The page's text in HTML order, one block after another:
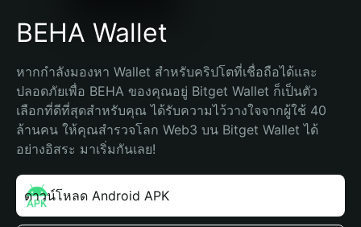
BEHA Wallet
หากกำลังมองหา Wallet สำหรับคริปโตที่เชื่อถือได้และ
ปลอดภัยเพื่อ BEHA ของคุณอยู่ Bitget Wallet ก็เป็นตัว
เลือกที่ดีที่สุดสำหรับคุณ ได้รับความไว้วางใจจากผู้ใช้ 40
ล้านคน ให้คุณสำรวจโลก Web3 บน Bitget Wallet ได้
อย่างอิสระ มาเริ่มกันเลย!
ดาวน์โหลด Android APK